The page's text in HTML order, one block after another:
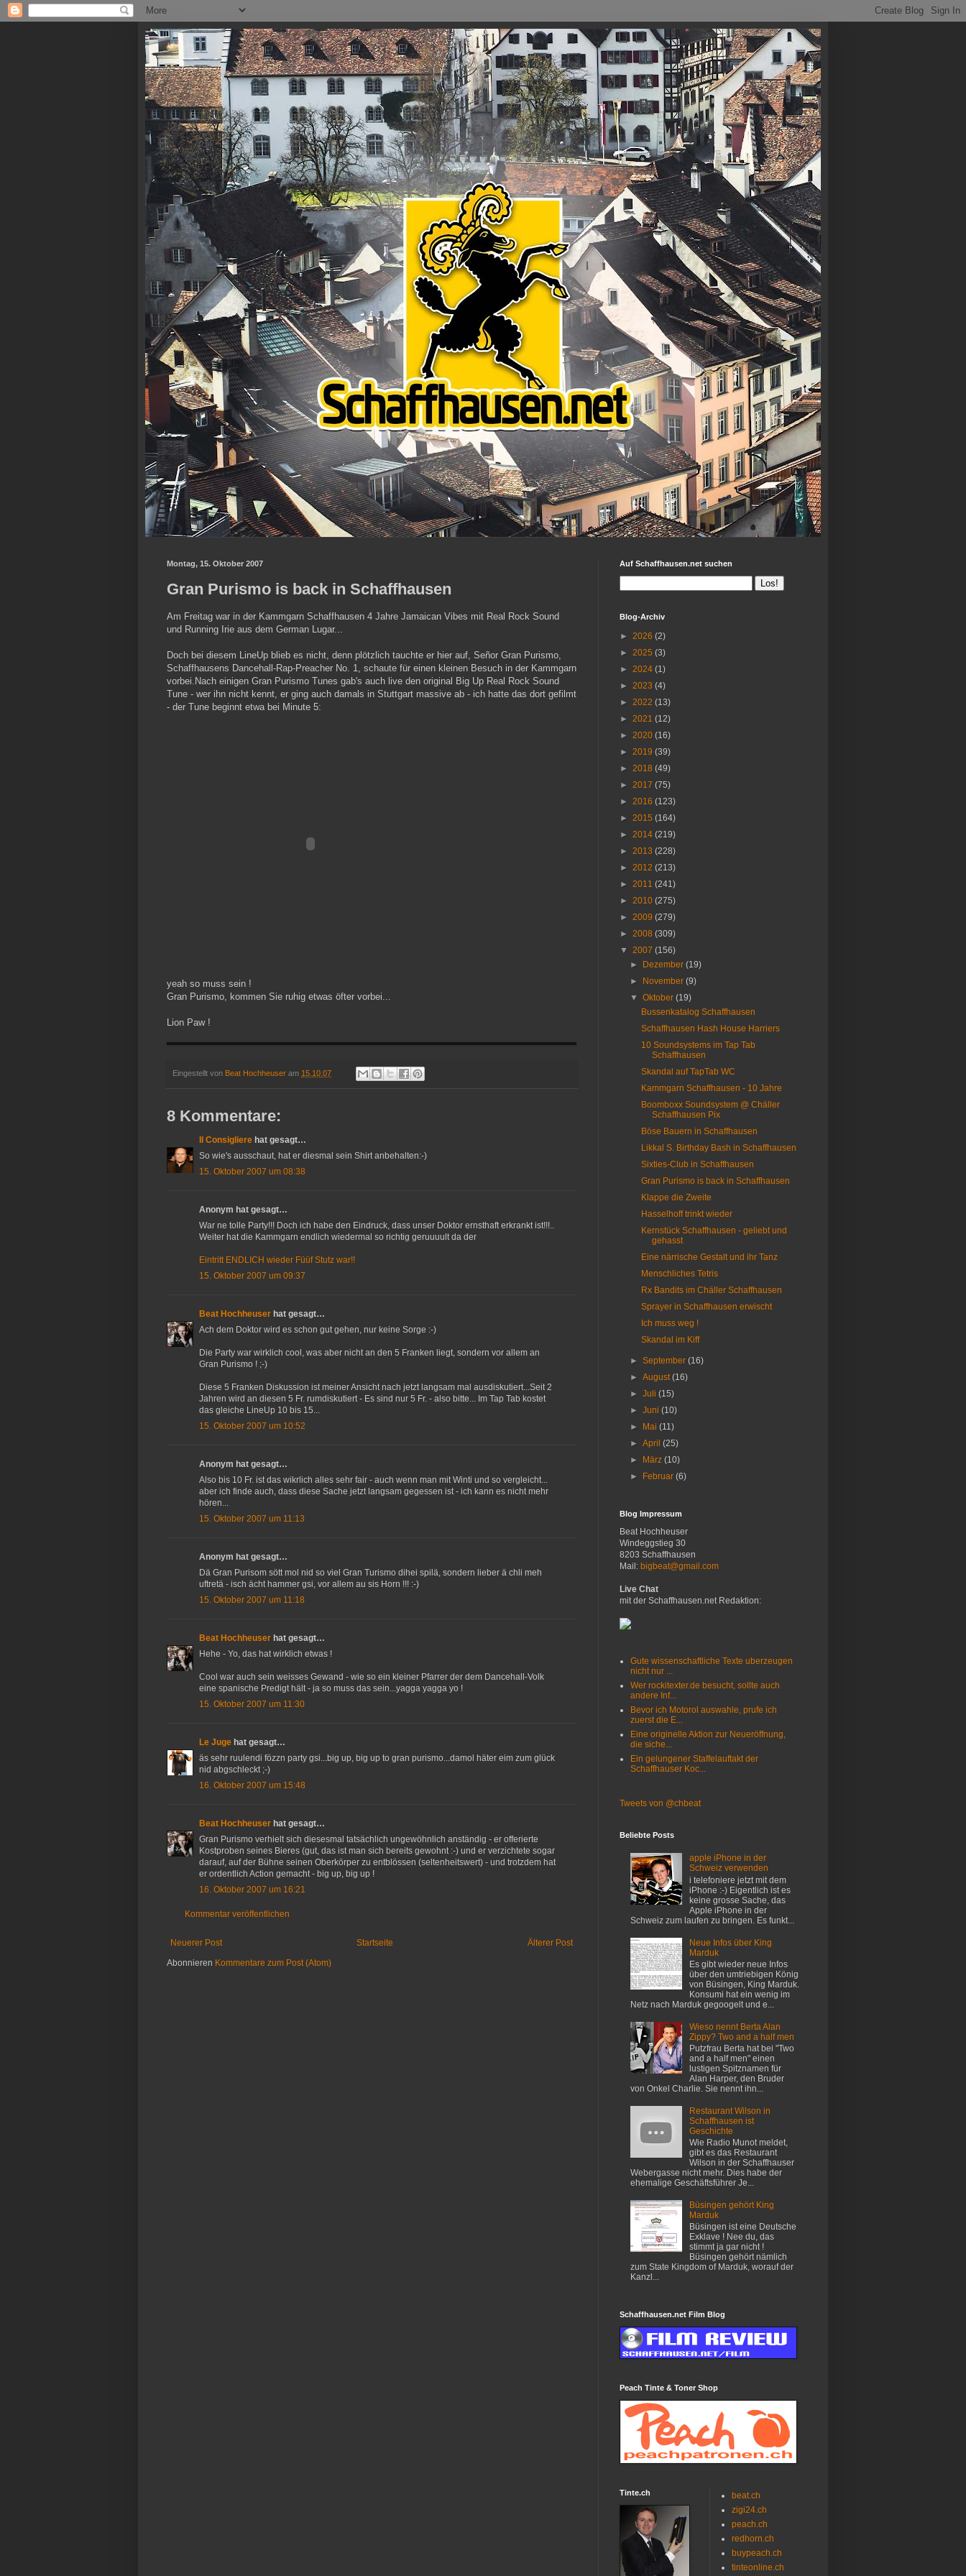
Montag, 15. Oktober 2007
Gran Purismo is back in Schaffhausen
Am Freitag war in der Kammgarn Schaffhausen 4 Jahre Jamaican Vibes mit Real Rock Sound
und Running Irie aus dem German Lugar...
Doch bei diesem LineUp blieb es nicht, denn plötzlich tauchte er hier auf, Señor Gran Purismo,
Schaffhausens Dancehall-Rap-Preacher No. 1, schaute für einen kleinen Besuch in der Kammgarn
vorbei.Nach einigen Gran Purismo Tunes gab's auch live den original Big Up Real Rock Sound
Tune - wer ihn nicht kennt, er ging auch damals in Stuttgart massive ab - ich hatte das dort gefilmt
- der Tune beginnt etwa bei Minute 5:
yeah so muss sein !
Gran Purismo, kommen Sie ruhig etwas öfter vorbei...
Lion Paw !
Eingestellt von Beat Hochheuser am 15.10.07
8 Kommentare:
Il Consigliere hat gesagt…
So wie's ausschaut, hat er diesmal sein Shirt anbehalten:-)
15. Oktober 2007 um 08:38
Anonym hat gesagt…
War ne tolle Party!!! Doch ich habe den Eindruck, dass unser Doktor ernsthaft erkrankt ist!!!..
Weiter hat die Kammgarn endlich wiedermal so richtig geruuuult da der
Eintritt ENDLICH wieder Füüf Stutz war!!
15. Oktober 2007 um 09:37
Beat Hochheuser hat gesagt…
Ach dem Doktor wird es schon gut gehen, nur keine Sorge :-)
Die Party war wirklich cool, was aber nicht an den 5 Franken liegt, sondern vor allem an
Gran Purismo ! ;-)
Diese 5 Franken Diskussion ist meiner Ansicht nach jetzt langsam mal ausdiskutiert...Seit 2
Jahren wird an diesen 5 Fr. rumdiskutiert - Es sind nur 5 Fr. - also bitte... Im Tap Tab kostet
das gleiche LineUp 10 bis 15...
15. Oktober 2007 um 10:52
Anonym hat gesagt…
Also bis 10 Fr. ist das wikrlich alles sehr fair - auch wenn man mit Winti und so vergleicht...
aber ich finde auch, dass diese Sache jetzt langsam gegessen ist - ich kann es nicht mehr
hören...
15. Oktober 2007 um 11:13
Anonym hat gesagt…
Dä Gran Purisom sött mol nid so viel Gran Turismo dihei spilä, sondern lieber ä chli meh
uftretä - isch ächt hammer gsi, vor allem au sis Horn !!! :-)
15. Oktober 2007 um 11:18
Beat Hochheuser hat gesagt…
Hehe - Yo, das hat wirklich etwas !
Cool war auch sein weisses Gewand - wie so ein kleiner Pfarrer der dem Dancehall-Volk
eine spanische Predigt hält - ja so muss das sein...yagga yagga yo !
15. Oktober 2007 um 11:30
Le Juge hat gesagt…
äs sehr ruulendi fözzn party gsi...big up, big up to gran purismo...damol häter eim zum glück
nid abgschleckt ;-)
16. Oktober 2007 um 15:48
Beat Hochheuser hat gesagt…
Gran Purismo verhielt sich diesesmal tatsächlich ungewöhnlich anständig - er offerierte
Kostproben seines Bieres (gut, das ist man sich bereits gewohnt :-) und er verzichtete sogar
darauf, auf der Bühne seinen Oberkörper zu entblössen (seltenheitswert) - und trotzdem hat
er ordentlich Action gemacht - big up, big up !
16. Oktober 2007 um 16:21
Kommentar veröffentlichen
Neuerer Post Älterer Post
Startseite
Abonnieren Kommentare zum Post (Atom)
Auf Schaffhausen.net suchen
Blog-Archiv
► 2026 (2)
► 2025 (3)
► 2024 (1)
► 2023 (4)
► 2022 (13)
► 2021 (12)
► 2020 (16)
► 2019 (39)
► 2018 (49)
► 2017 (75)
► 2016 (123)
► 2015 (164)
► 2014 (219)
► 2013 (228)
► 2012 (213)
► 2011 (241)
► 2010 (275)
► 2009 (279)
► 2008 (309)
▼ 2007 (156)
►
Dezember(19)
►
November(9)
▼Oktober(19)
Bussenkatalog Schaffhausen
Schaffhausen Hash House Harriers
10 Soundsystems im Tap Tab
Schaffhausen
Skandal auf TapTab WC
Kammgarn Schaffhausen - 10 Jahre
Boomboxx Soundsystem @ Chäller
Schaffhausen Pix
Böse Bauern in Schaffhausen
Likkal S. Birthday Bash in Schaffhausen
Sixties-Club in Schaffhausen
Gran Purismo is back in Schaffhausen
Klappe die Zweite
Hasselhoff trinkt wieder
Kernstück Schaffhausen - geliebt und
gehasst
Eine närrische Gestalt und ihr Tanz
Menschliches Tetris
Rx Bandits im Chäller Schaffhausen
Sprayer in Schaffhausen erwischt
Ich muss weg !
Skandal im Kiff
►September(16)
►August(16)
►Juli(15)
►Juni(10)
►
Mai(11)
►April(25)
►
März(10)
►
Februar(6)
Blog Impressum
Beat Hochheuser
Windeggstieg 30
8203 Schaffhausen
Mail: bigbeat@gmail.com
Live Chat
mit der Schaffhausen.net Redaktion:
Gute wissenschaftliche Texte uberzeugen
nicht nur ...
Wer rockitexter.de besucht, sollte auch
andere Inf...
Bevor ich Motorol auswahle, prufe ich
zuerst die E...
Eine originelle Aktion zur Neueröffnung,
die siche...
Ein gelungener Staffelauftakt der
Schaffhauser Koc...
Tweets von @chbeat
Beliebte Posts
apple iPhone in der
Schweiz verwenden
i telefoniere jetzt mit dem
iPhone :-) Eigentlich ist es
keine grosse Sache, das
Apple iPhone in der
Schweiz zum laufen zu bringen. Es funkt...
Neue Infos über King
Marduk
Es gibt wieder neue Infos
über den umtriebigen König
von Büsingen, King Marduk.
Konsumi hat ein wenig im
Netz nach Marduk gegoogelt und e...
Wieso nennt Berta Alan
Zippy? Two and a half men
Putzfrau Berta hat bei "Two
and a half men" einen
lustigen Spitznamen für
Alan Harper, den Bruder
von Onkel Charlie. Sie nennt ihn...
Restaurant Wilson in
Schaffhausen ist
Geschichte
Wie Radio Munot meldet,
gibt es das Restaurant
Wilson in der Schaffhauser
Webergasse nicht mehr. Dies habe der
ehemalige Geschäftsführer Je...
Büsingen gehört King
Marduk
Büsingen ist eine Deutsche
Exklave ! Nee du, das
stimmt ja gar nicht !
Büsingen gehört nämlich
zum State Kingdom of Marduk, worauf der
Kanzl...
Schaffhausen.net Film Blog
Peach Tinte & Toner Shop
Tinte.ch
beat.ch
zigi24.ch
peach.ch
redhorn.ch
buypeach.ch
tinteonline.ch